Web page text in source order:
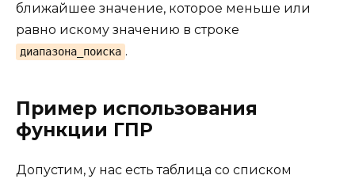
ближайшее значение, которое меньше или
равно искому значению в строке
диапазона_поиска .
Пример использования
функции ГПР
Допустим, у нас есть таблица со списком